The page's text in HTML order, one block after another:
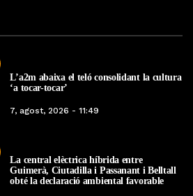
L’a2m abaixa el teló consolidant la cultura
‘a tocar-tocar’
7, agost, 2026 - 11:49
La central elèctrica híbrida entre
Guimerà, Ciutadilla i Passanant i Belltall
obté la declaració ambiental favorable